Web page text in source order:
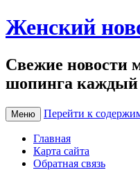
Женский
Свежие новости
шопинга каждый
Меню Перейти к
Главная
Карта сайта
Обратная связь